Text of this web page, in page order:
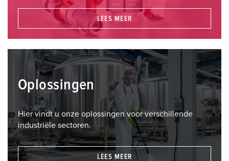
LEES MEER
Oplossingen
Hier vindt u onze oplossingen voor verschillende
industriële sectoren.
LEES MEER